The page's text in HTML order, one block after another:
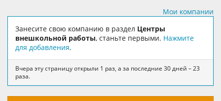
Мои компании
Занесите свою компанию в раздел Центры
внешкольной работы, станьте первыми. Нажмите
для добавления.
Вчера эту страницу открыли 1 раз, а за последние 30 дней – 23
раза.